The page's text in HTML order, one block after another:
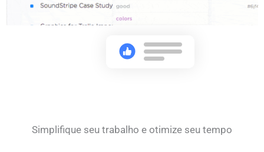
Simplifique seu trabalho e otimize seu tempo